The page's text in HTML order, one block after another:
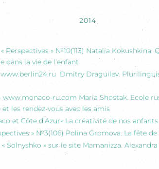
2014
Perspectives » №10(113) Natalia Kokushkina.
dans la vie de l’enfant
www.berlin24.ru Dmitry Draguilev.
www.monaco-ru.com Maria Shostak. Ecole
les rendez-vous avec les amis
et Côte d’Azur» La créativité de nos anfants
» №3(106) Polina Gromova. La fête de
Solnyshko » sur le site Mamanizza.